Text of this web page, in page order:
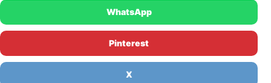
WhatsApp
Pinterest
X